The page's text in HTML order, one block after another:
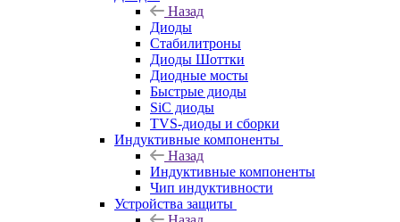
Назад
Диоды
Стабилитроны
Диоды Шоттки
Диодные мосты
Быстрые диоды
SiC диоды
TVS-диоды и сборки
Индуктивные компоненты
Назад
Индуктивные компоненты
Чип индуктивности
Устройства защиты